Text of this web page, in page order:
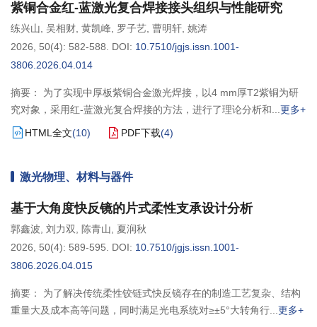
紫铜合金红-蓝激光复合焊接接头组织与性能研究
练兴山, 吴相财, 黄凯峰, 罗子艺, 曹明轩, 姚涛
2026, 50(4): 582-588. DOI: 10.7510/jgjs.issn.1001-
3806.2026.04.014
摘要： 为了实现中厚板紫铜合金激光焊接，以4 mm厚T2紫铜为研
究对象，采用红-蓝激光复合焊接的方法，进行了理论分析和
更多+
HTML全文(10) PDF下载(4)
激光物理、材料与器件
基于大角度快反镜的片式柔性支承设计分析
郭鑫波, 刘力双, 陈青山, 夏润秋
2026, 50(4): 589-595. DOI: 10.7510/jgjs.issn.1001-
3806.2026.04.015
摘要： 为了解决传统柔性铰链式快反镜存在的制造工艺复杂、结构
重量大及成本高等问题，同时满足光电系统对≥±5°大转角行
更多+